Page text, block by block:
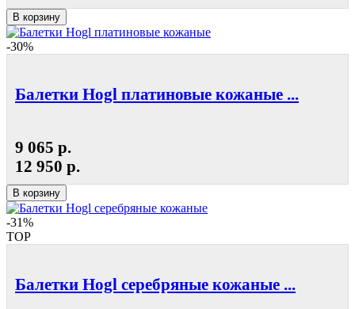
В корзину
-30%
Балетки Hogl платиновые кожаные ...
9 065 р.
12 950 р.
В корзину
-31%
TOP
Балетки Hogl серебряные кожаные ...